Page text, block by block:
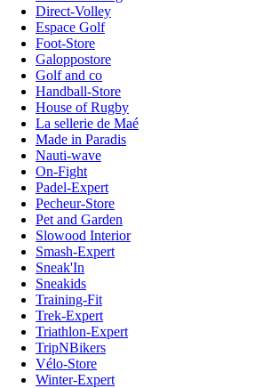
Direct-Volley
Espace Golf
Foot-Store
Galoppostore
Golf and co
Handball-Store
House of Rugby
La sellerie de Maé
Made in Paradis
Nauti-wave
On-Fight
Padel-Expert
Pecheur-Store
Pet and Garden
Slowood Interior
Smash-Expert
Sneak'In
Sneakids
Training-Fit
Trek-Expert
Triathlon-Expert
TripNBikers
Vélo-Store
Winter-Expert